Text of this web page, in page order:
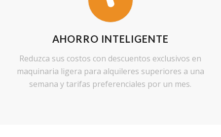
AHORRO INTELIGENTE
Reduzca sus costos con descuentos exclusivos en
maquinaria ligera para alquileres superiores a una
semana y tarifas preferenciales por un mes.